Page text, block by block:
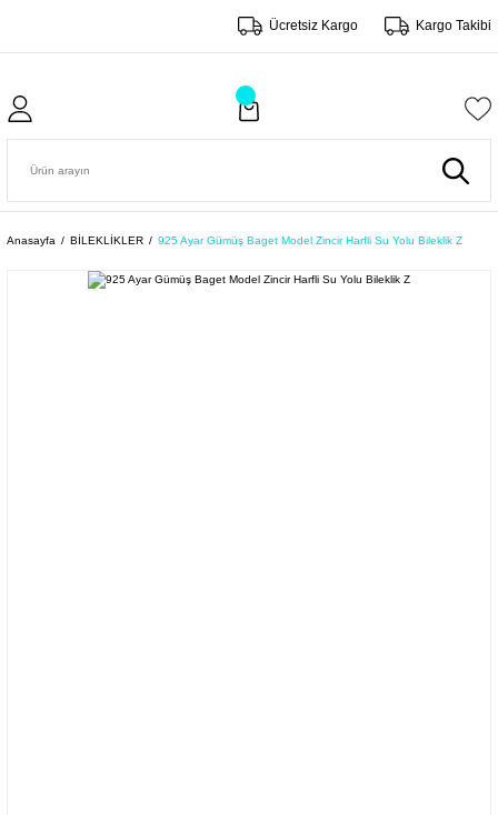
Ücretsiz Kargo Kargo Takibi
Anasayfa BİLEKLİKLER 925 Ayar Gümüş Baget Model Zincir Harfli Su Yolu Bileklik Z